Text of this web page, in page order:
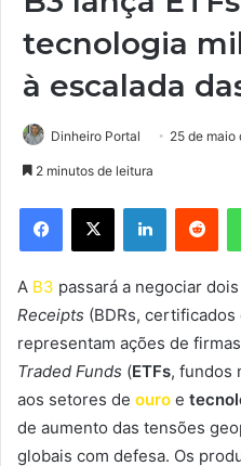
tecnologia
à escalada
Dinheiro Portal 25 de maio
2 minutos de leitura
Facebook
X Linkedin
A B3 passará a negociar
Receipts (BDRs,
representam ações de
Traded Funds (ETFs, fundos
aos setores de ouro e
de aumento das tensões
globais com defesa. Os